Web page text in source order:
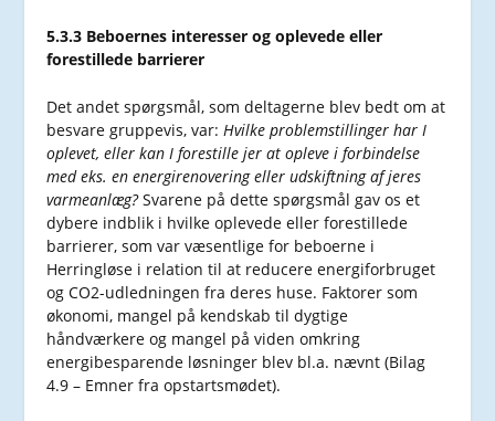
5.3.3 Beboernes interesser og oplevede eller
forestillede barrierer
Det andet spørgsmål, som deltagerne blev bedt om at
besvare gruppevis, var:Hvilke problemstillinger har I
oplevet, eller kan I forestille jer at opleve i forbindelse
med eks. en energirenovering eller udskiftning af jeres
varmeanlæg?Svarene på dette spørgsmål gav os et
dybere indblik i hvilke oplevede eller forestillede
barrierer, som var væsentlige for beboerne i
Herringløse i relation til at reducere energiforbruget
og CO2-udledningen fra deres huse. Faktorer som
økonomi, mangel på kendskab til dygtige
håndværkere og mangel på viden omkring
energibesparende løsninger blev bl.a. nævnt (Bilag
4.9 – Emner fra opstartsmødet).